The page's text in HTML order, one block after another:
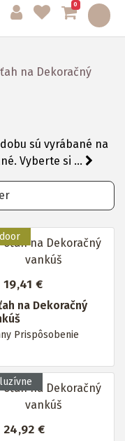
0
na Dekoračný
sú vyrábané na
Vyberte si ...
19,41 €
na Dekoračný
Prispôsobenie
24,92 €